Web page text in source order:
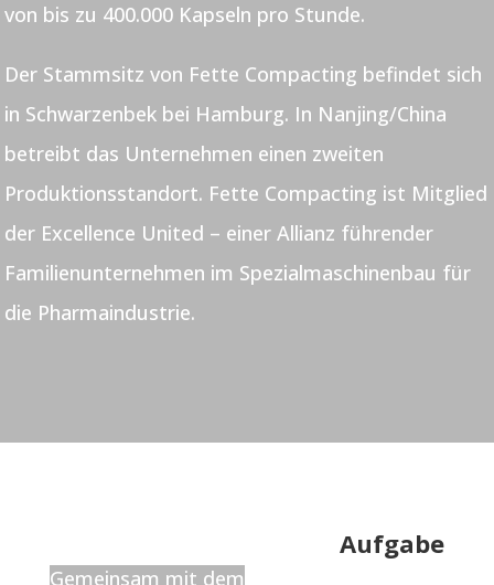
von bis zu 400.000 Kapseln pro Stunde.
Der Stammsitz von Fette Compacting befindet sich
in Schwarzenbek bei Hamburg. In Nanjing/China
betreibt das Unternehmen einen zweiten
Produktionsstandort. Fette Compacting ist Mitglied
der Excellence United – einer Allianz führender
Familienunternehmen im Spezialmaschinenbau für
die Pharmaindustrie.
Aufgabe
Gemeinsam mit dem